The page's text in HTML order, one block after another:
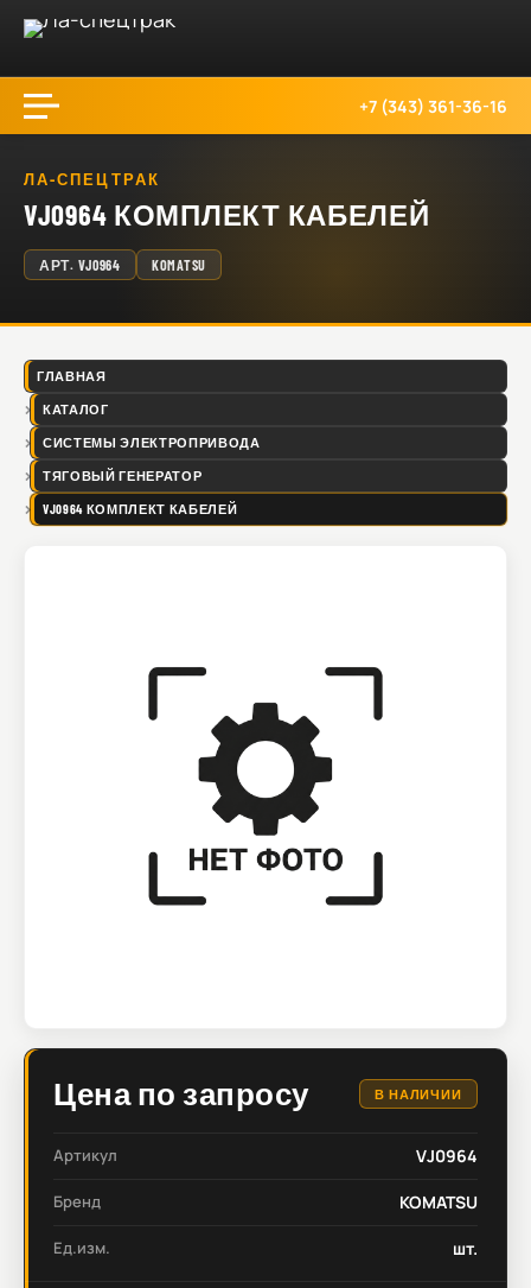
+7 (343) 361-36-16
ЛА-СПЕЦТРАК
VJ0964 КОМПЛЕКТ КАБЕЛЕЙ
АРТ. VJ0964 KOMATSU
ГЛАВНАЯ
КАТАЛОГ
СИСТЕМЫ ЭЛЕКТРОПРИВОДА
ТЯГОВЫЙ ГЕНЕРАТОР
VJ0964 КОМПЛЕКТ КАБЕЛЕЙ
Цена по запросу В НАЛИЧИИ
Артикул VJ0964
Бренд KOMATSU
Ед.изм. шт.